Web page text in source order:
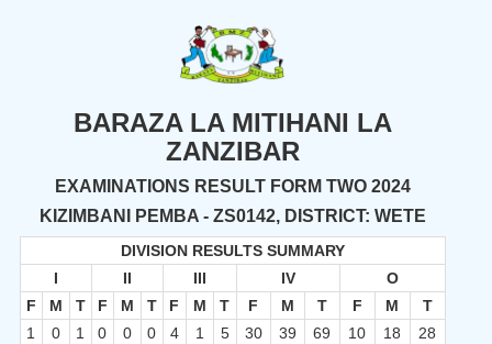
BARAZA LA MITIHANI LA
ZANZIBAR
EXAMINATIONS RESULT FORM TWO 2024
KIZIMBANI PEMBA - ZS0142, DISTRICT: WETE
DIVISION RESULTS SUMMARY
I
II III IV
O
F
M T F M T F M T F M T F M
T
1
0 1 0 0 0 4 1 5 30 39 69 10 18 28